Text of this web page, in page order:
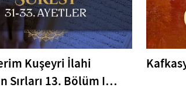
Kuşeyri İlahi
Sırları 13. Bölüm I